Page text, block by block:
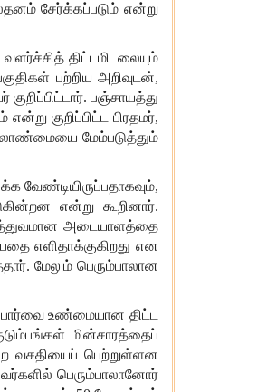
சேர்க்கப்படும் என்று
வளர்ச்சித் திட்டமிடலையும்
பற்றிய அறிவுடன்,
குறிப்பிட்டார். பஞ்சாயத்து
என்று குறிப்பிட்ட பிரதமர்,
மேம்படுத்தும்
வேண்டியிருப்பதாகவும்,
என்று கூறினார்.
அடையாளத்தை
எளிதாக்குகிறது என
. மேலும் பெரும்பாலான
பார்வை உண்மையான திட்ட
மின்சாரத்தைப்
வசதியைப் பெற்றுள்ளன
பெரும்பாலானோர்